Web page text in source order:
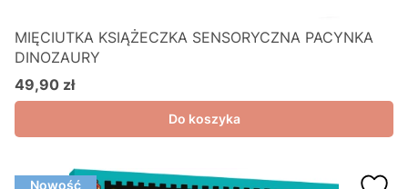
MIĘCIUTKA KSIĄŻECZKA SENSORYCZNA PACYNKA
DINOZAURY
Cena
49,90 zł
Do koszyka
Nowość